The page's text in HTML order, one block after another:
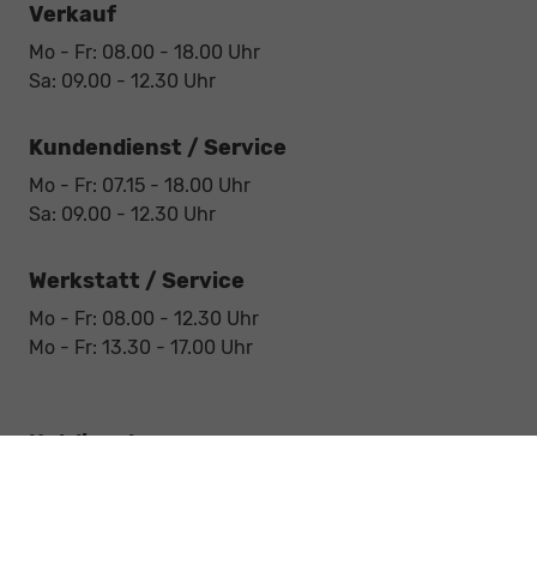
Verkauf
Mo - Fr: 08.00 - 18.00 Uhr
Sa: 09.00 - 12.30 Uhr
Kundendienst / Service
Mo - Fr: 07.15 - 18.00 Uhr
Sa: 09.00 - 12.30 Uhr
Werkstatt / Service
Mo - Fr: 08.00 - 12.30 Uhr
Mo - Fr: 13.30 - 17.00 Uhr
Notdienst